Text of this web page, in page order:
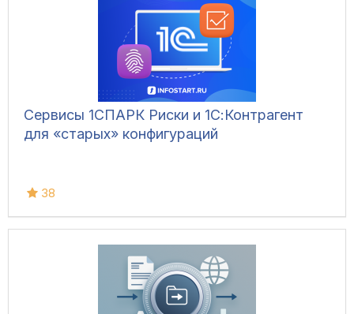
Сервисы 1СПАРК Риски и 1С:Контрагент
для «старых» конфигураций
38